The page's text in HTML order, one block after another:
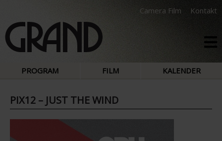
Camera Film Kontakt
PROGRAM FILM KALENDER
PIX12 – JUST THE WIND